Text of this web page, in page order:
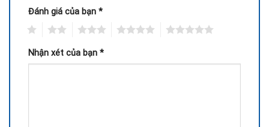
Đánh giá của bạn *
Nhận xét của bạn *